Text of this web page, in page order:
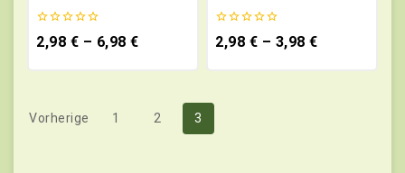
0
von
2,98 € – 6,98 €
0
von
2,98 € – 3,98 €
Vorherige 1 2 3